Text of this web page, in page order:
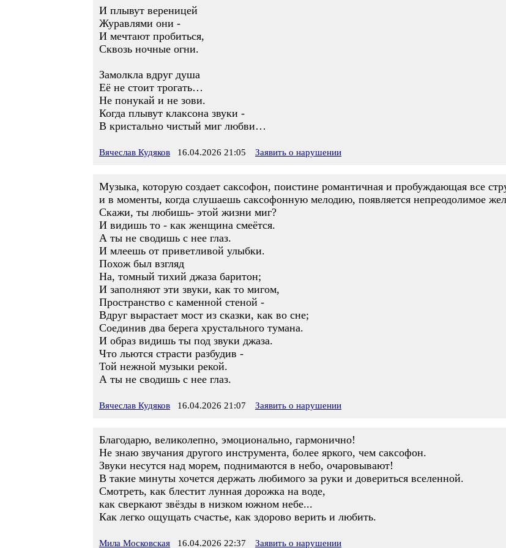
И плывут вереницей
Журавлями они -
И мечтают пробиться,
Сквозь ночные огни.
Замолкла вдруг душа
Её не стоит трогать…
Не понукай и не зови.
Когда плывут клаксона звуки -
В кристально чистый миг любви…
Вячеслав Кудяков 16.04.2026 21:05 Заявить о нарушении
Музыка, которую создает саксофон, поистине романтичная и пробуждающая все
и в моменты, когда слушаешь саксофонную мелодию, появляется непреодолимое
Скажи, ты любишь- этой жизни миг?
И видишь то - как женщина смеётся.
А ты не сводишь с нее глаз.
И млеешь от приветливой улыбки.
Похож был взгляд
На, томный тихий джаза баритон;
И заполняют эти звуки, как то мигом,
Пространство с каменной стеной -
Вдруг вырастает мост из сказки, как во сне;
Соединив два берега хрустального тумана.
И образ видишь ты под звуки джаза.
Что льются страсти разбудив -
Той нежной музыки рекой.
А ты не сводишь с нее глаз.
Вячеслав Кудяков 16.04.2026 21:07 Заявить о нарушении
Благодарю, великолепно, эмоционально, гармонично!
Не знаю звучания другого инструмента, более яркого, чем саксофон.
Звуки несутся над морем, поднимаются в небо, очаровывают!
В такие минуты хочется держать любимого за руки и довериться вселенной.
Смотреть, как блестит лунная дорожка на воде,
как сверкают звёзды в низком южном небе...
Как легко ощущать счастье, как здорово верить и любить.
Мила Московская 16.04.2026 22:37 Заявить о нарушении